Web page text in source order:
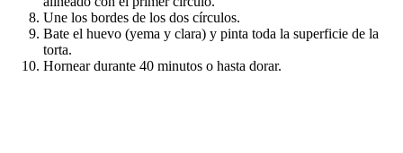
Une los bordes de los dos círculos.
Bate el huevo (yema y clara) y pinta toda la superficie de la
torta.
Hornear durante 40 minutos o hasta dorar.